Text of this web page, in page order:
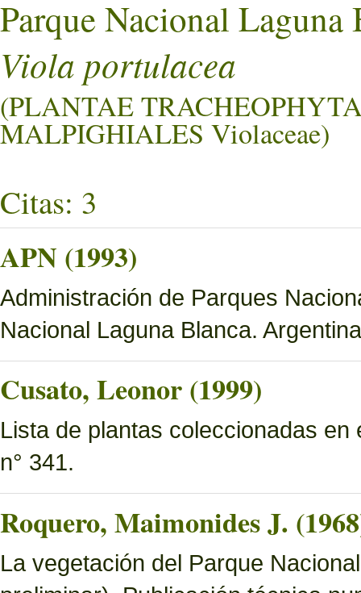
Parque Nacional Laguna
Viola portulacea
(PLANTAE
MALPIGHIALES Violaceae)
Citas: 3
APN (1993)
Administración de Parques
Nacional Laguna Blanca.
Cusato, Leonor (1999)
Lista de plantas coleccionadas
n° 341.
Roquero, Maimonides J.
La vegetación del Parque